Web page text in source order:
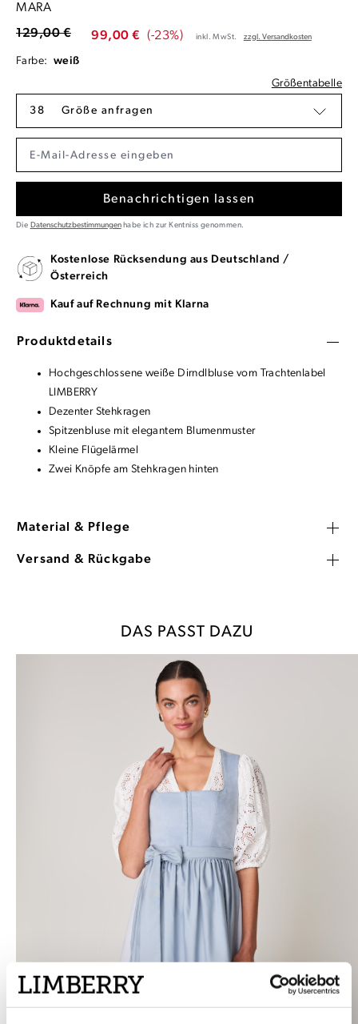
MARA
99,00 € (-23%)
129,00 € inkl. MwSt. zzgl. Versandkosten
Farbe: weiß
Größentabelle
38 Größe anfragen
Benachrichtigen lassen
Die Datenschutzbestimmungenhabe ich zur Kentniss genommen.
Kostenlose Rücksendung aus Deutschland /
Österreich
Kauf auf Rechnung mit Klarna
Produktdetails
Hochgeschlossene weiße Dirndlbluse vom Trachtenlabel
LIMBERRY
Dezenter Stehkragen
Spitzenbluse mit elegantem Blumenmuster
Kleine Flügelärmel
Zwei Knöpfe am Stehkragen hinten
Material & Pflege
Versand & Rückgabe
DAS PASST DAZU